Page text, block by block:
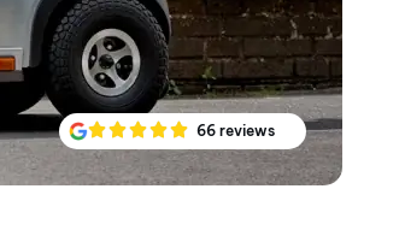
66 reviews